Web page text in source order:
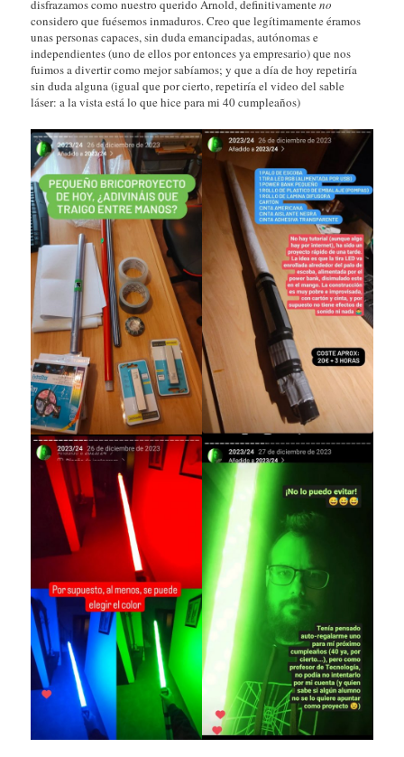
disfrazamos como nuestro querido Arnold, definitivamenteno
considero que fuésemos inmaduros. Creo que legítimamente éramos
unas personas capaces, sin duda emancipadas, autónomas e
independientes (uno de ellos por entonces ya empresario) que nos
fuimos a divertir como mejor sabíamos; y que a día de hoy repetiría
sin duda alguna (igual que por cierto, repetiría el video del sable
láser: a la vista está lo que hice para mi 40 cumpleaños)